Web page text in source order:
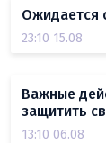
Ожидается
23:10 15.08
Важные
защитить
13:10 06.08